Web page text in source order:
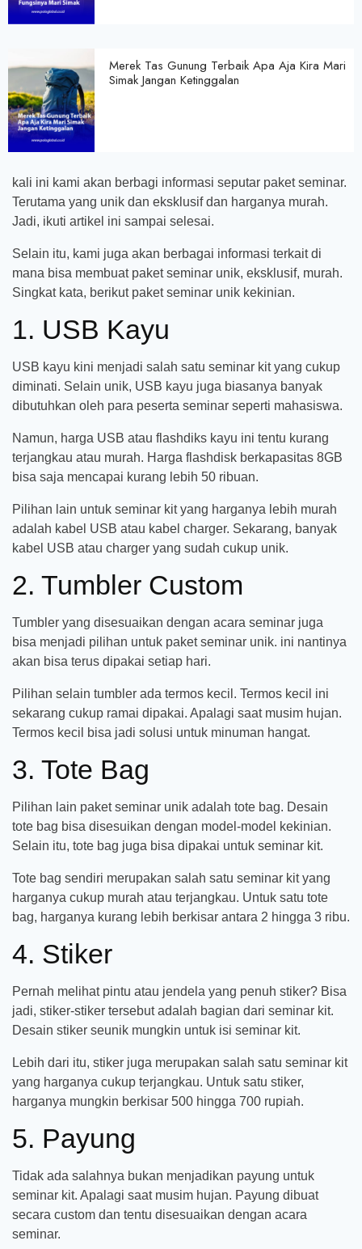
Merek Tas Gunung Terbaik Apa Aja Kira Mari
Simak Jangan Ketinggalan
kali ini kami akan berbagi informasi seputar paket seminar.
Terutama yang unik dan eksklusif dan harganya murah.
Jadi, ikuti artikel ini sampai selesai.
Selain itu, kami juga akan berbagai informasi terkait di
mana bisa membuat paket seminar unik, eksklusif, murah.
Singkat kata, berikut paket seminar unik kekinian.
1. USB Kayu
USB kayu kini menjadi salah satu seminar kit yang cukup
diminati. Selain unik, USB kayu juga biasanya banyak
dibutuhkan oleh para peserta seminar seperti mahasiswa.
Namun, harga USB atau flashdiks kayu ini tentu kurang
terjangkau atau murah. Harga flashdisk berkapasitas 8GB
bisa saja mencapai kurang lebih 50 ribuan.
Pilihan lain untuk seminar kit yang harganya lebih murah
adalah kabel USB atau kabel charger. Sekarang, banyak
kabel USB atau charger yang sudah cukup unik.
2. Tumbler Custom
Tumbler yang disesuaikan dengan acara seminar juga
bisa menjadi pilihan untuk paket seminar unik. ini nantinya
akan bisa terus dipakai setiap hari.
Pilihan selain tumbler ada termos kecil. Termos kecil ini
sekarang cukup ramai dipakai. Apalagi saat musim hujan.
Termos kecil bisa jadi solusi untuk minuman hangat.
3. Tote Bag
Pilihan lain paket seminar unik adalah tote bag. Desain
tote bag bisa disesuikan dengan model-model kekinian.
Selain itu, tote bag juga bisa dipakai untuk seminar kit.
Tote bag sendiri merupakan salah satu seminar kit yang
harganya cukup murah atau terjangkau. Untuk satu tote
bag, harganya kurang lebih berkisar antara 2 hingga 3 ribu.
4. Stiker
Pernah melihat pintu atau jendela yang penuh stiker? Bisa
jadi, stiker-stiker tersebut adalah bagian dari seminar kit.
Desain stiker seunik mungkin untuk isi seminar kit.
Lebih dari itu, stiker juga merupakan salah satu seminar kit
yang harganya cukup terjangkau. Untuk satu stiker,
harganya mungkin berkisar 500 hingga 700 rupiah.
5. Payung
Tidak ada salahnya bukan menjadikan payung untuk
seminar kit. Apalagi saat musim hujan. Payung dibuat
secara custom dan tentu disesuaikan dengan acara
seminar.